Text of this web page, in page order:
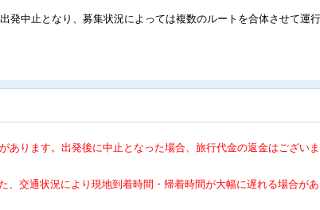
中止となり、募集状況によっては複数のルートを合体させて運
ります。出発後に中止となった場合、旅行代金の返金はござい
交通状況により現地到着時間・帰着時間が大幅に遅れる場合があ